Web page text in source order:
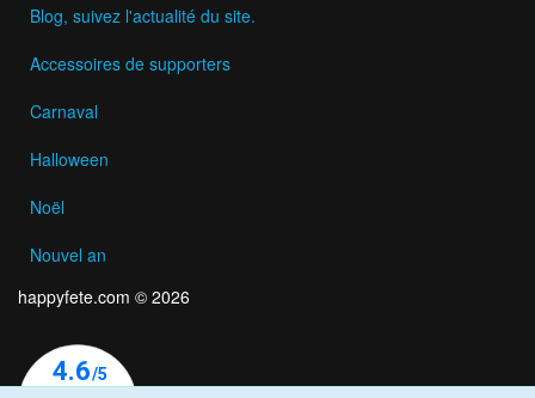
Blog, suivez l'actualité du site.
Accessoires de supporters
Carnaval
Halloween
Noël
Nouvel an
happyfete.com © 2026